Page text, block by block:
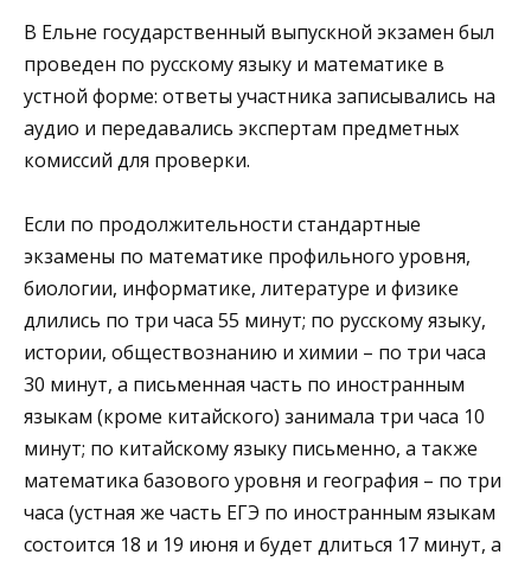
В Ельне государственный выпускной экзамен был
проведен по русскому языку и математике в
устной форме: ответы участника записывались на
аудио и передавались экспертам предметных
комиссий для проверки.
Если по продолжительности стандартные
экзамены по математике профильного уровня,
биологии, информатике, литературе и физике
длились по три часа 55 минут; по русскому языку,
истории, обществознанию и химии – по три часа
30 минут, а письменная часть по иностранным
языкам (кроме китайского) занимала три часа 10
минут; по китайскому языку письменно, а также
математика базового уровня и география – по три
часа (устная же часть ЕГЭ по иностранным языкам
состоится 18 и 19 июня и будет длиться 17 минут, а